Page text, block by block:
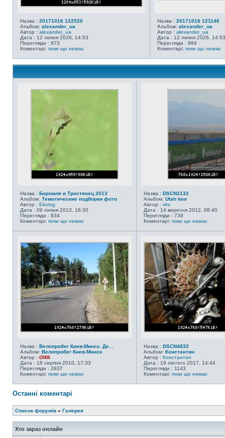
Назва : 20171016 122520
Альбом: alexander_ua
Автор : alexander_ua
Дата : 12 липня 2026, 14:53
Перегляди : 973
Коментарі: поки що немає
Назва : 20171016 121146
Альбом: alexander_ua
Автор : alexander_ua
Дата : 12 липня 2026, 14:53
Перегляди : 984
Коментарі: поки що немає
Назва : Боромля и Тростянец 2013
Альбом: Тематические подборки фото
Автор : Ekolog
Дата : 09 липня 2013, 16:30
Перегляди : 834
Коментарі: поки що немає
Назва : DSCN2132
Альбом: Utah tour
Автор : vkv
Дата : 14 вересня 2012, 08:40
Перегляди : 739
Коментарі: поки що немає
Назва : Велопробег Киев-Минск. Де...
Альбом: Велопробег Киев-Минск
Автор : OlMi
Дата : 18 серпня 2010, 17:33
Перегляди : 2837
Коментарі: поки що немає
Назва : DSCN4833
Альбом: Константин
Автор : Константин
Дата : 19 лютого 2017, 14:44
Перегляди : 1143
Коментарі: поки що немає
Останні коментарі
Список форумів » Галерея
Хто зараз онлайн